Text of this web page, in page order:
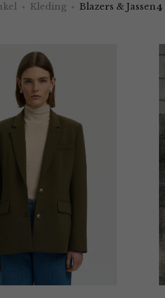
Kleding Blazers & Jassen4